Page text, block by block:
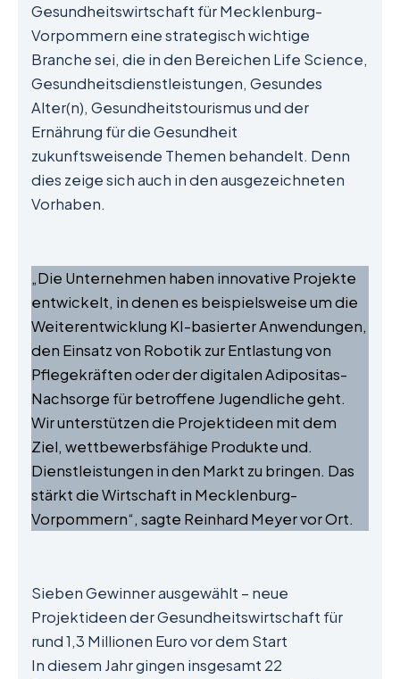
Gesundheitswirtschaft für Mecklenburg-
Vorpommern eine strategisch wichtige
Branche sei, die in den Bereichen Life Science,
Gesundheitsdienstleistungen, Gesundes
Alter(n), Gesundheitstourismus und der
Ernährung für die Gesundheit
zukunftsweisende Themen behandelt. Denn
dies zeige sich auch in den ausgezeichneten
Vorhaben.
„Die Unternehmen haben innovative Projekte
entwickelt, in denen es beispielsweise um die
Weiterentwicklung KI-basierter Anwendungen,
den Einsatz von Robotik zur Entlastung von
Pflegekräften oder der digitalen Adipositas-
Nachsorge für betroffene Jugendliche geht.
Wir unterstützen die Projektideen mit dem
Ziel, wettbewerbsfähige Produkte und.
Dienstleistungen in den Markt zu bringen. Das
stärkt die Wirtschaft in Mecklenburg-
Vorpommern“, sagte Reinhard Meyer vor Ort.
Sieben Gewinner ausgewählt – neue
Projektideen der Gesundheitswirtschaft für
rund 1,3 Millionen Euro vor dem Start
In diesem Jahr gingen insgesamt 22